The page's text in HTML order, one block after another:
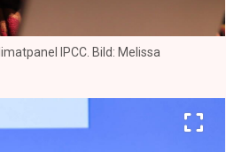
IPCC. Bild: Melissa